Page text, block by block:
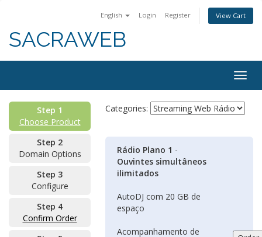
English Login Register View Cart
SACRAWEB
Step 1
Choose Product
Step 2
Domain Options
Step 3
Configure
Step 4
Confirm Order
Categories:
Rádio Plano 1 -
Ouvintes simultâneos
ilimitados
AutoDJ com 20 GB de
espaço
Acompanhamento de